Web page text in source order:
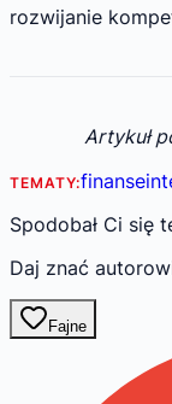
rozwijanie
Artykuł
TEMATY:finanse
Spodobał Ci się
Daj znać
Fajne